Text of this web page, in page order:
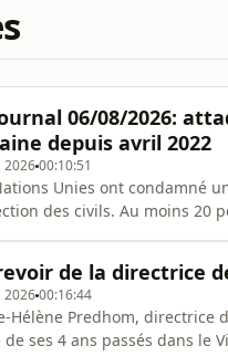
06/08/2026:
depuis avril 2022
202600:10:51
Unies ont condamné
des civils. Au moins 20
de la directrice
202600:16:44
Hélène Predhom, directrice
de ses 4 ans passés dans le